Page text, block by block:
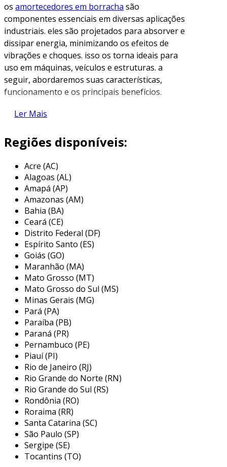
os amortecedores em borracha são
componentes essenciais em diversas aplicações
industriais. eles são projetados para absorver e
dissipar energia, minimizando os efeitos de
vibrações e choques. isso os torna ideais para
uso em máquinas, veículos e estruturas. a
seguir, abordaremos suas características,
funcionamento e os principais benefícios.
o que são amortecedores em
os amortecedores em borracha são
elastômeros, que são polímeros com
elasticidade. esses materiais possuem a
capacidade de deformar-se sob carga e
retornar à sua forma original. os
amortecedores funcionam em uma ampla faixa
de temperaturas e condições, tornando-os
altamente versáteis.
como funcionam?
esses amortecedores atuam através da
compressão e expansão do material em
resposta a forças externas. quando uma
vibração ou choque ocorre, a borracha se
deforma, absorvendo a energia. isso resulta em
uma movimentação controlada e suave, o que é
crucial para a proteção de maquinários e
estruturas.
principais benefícios dos
amortecedores em borracha
os amortecedores em borracha oferecem uma
série de vantagens. entre os principais
benefícios, destacam-se:
Ler Mais
Regiões disponíveis:
Acre (AC)
Alagoas (AL)
Amapá (AP)
Amazonas (AM)
Bahia (BA)
Ceará (CE)
Distrito Federal (DF)
Espírito Santo (ES)
Goiás (GO)
Maranhão (MA)
Mato Grosso (MT)
Mato Grosso do Sul (MS)
Minas Gerais (MG)
Pará (PA)
Paraíba (PB)
Paraná (PR)
Pernambuco (PE)
Piauí (PI)
Rio de Janeiro (RJ)
Rio Grande do Norte (RN)
Rio Grande do Sul (RS)
Rondônia (RO)
Roraima (RR)
Santa Catarina (SC)
São Paulo (SP)
Sergipe (SE)
Tocantins (TO)